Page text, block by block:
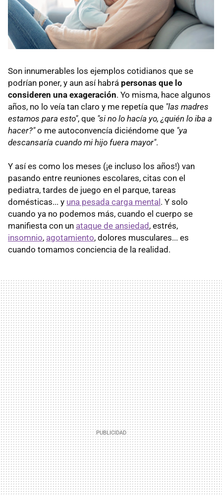
Son innumerables los ejemplos cotidianos que se
podrían poner, y aun así habrá personas que lo
consideren una exageración. Yo misma, hace algunos
años, no lo veía tan claro y me repetía que "las madres
estamos para esto", que "si no lo hacía yo, ¿quién lo iba a
hacer?"o me autoconvencía diciéndome que "ya
descansaría cuando mi hijo fuera mayor".
Y así es como los meses (¡e incluso los años!) van
pasando entre reuniones escolares, citas con el
pediatra, tardes de juego en el parque, tareas
domésticas... y una pesada carga mental . Y solo
cuando ya no podemos más, cuando el cuerpo se
manifiesta con un ataque de ansiedad , estrés,
insomnio, agotamiento, dolores musculares... es
cuando tomamos conciencia de la realidad.